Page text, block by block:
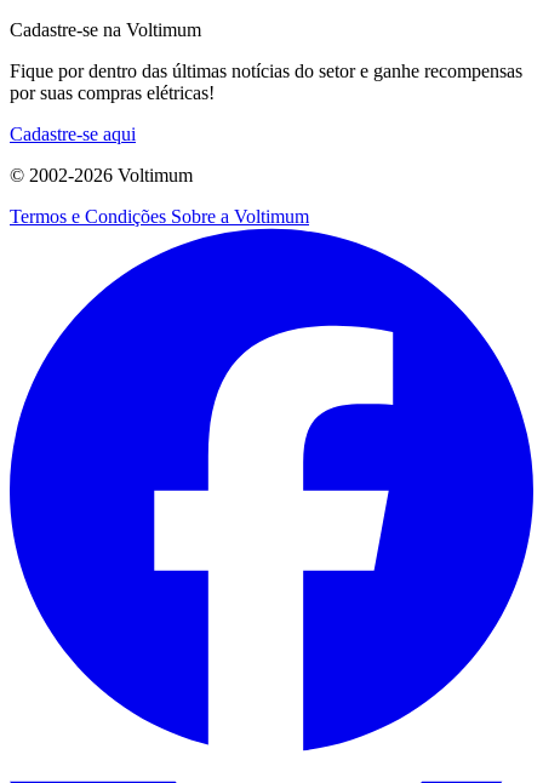
Cadastre-se na Voltimum
Fique por dentro das últimas notícias do setor e ganhe recompensas
por suas compras elétricas!
Cadastre-se aqui
© 2002-2026 Voltimum
Termos e Condições Sobre a Voltimum